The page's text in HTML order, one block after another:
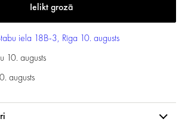
iela 18B-3, Rīga 10. augusts
10. augusts
augusts